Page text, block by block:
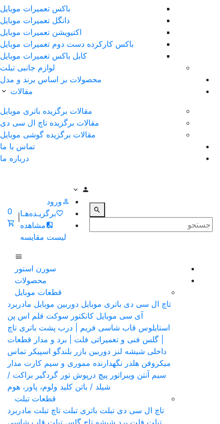
باکس تعمیرات موبایل
دانگل تعمیرات موبایل
اکتیویشن تعمیرات موبایل
باکس کارکرده دست دوم تعمیرات موبایل
کابل باکس تعمیرات موبایل
لوازم جانبی تبلت
محصولات بر اساس برند و مدل
مقالات
مقالات برگزیده باتری موبایل
مقالات برگزیده تاچ ال سی دی
مقالات برگزیده گوشی موبایل
تماس با ما
درباره ما
ورود
برگزیـده‌هـا
مشاهده
لیست مقایسه
0
سورن استور
محصولات
قطعات موبایل
تاچ ال سی دی باتری موبایل دوربین موبایل مادربرد
آی سی موبایل کانکتور سوکت قلم اس پن
استایلوس قاب شاسی فریم | درب پشت باتری تاچ
| گلس فنی و تعمیراتی فلت | برد و مدار قطعات
داخلی شیشه لنز دوربین بازر بلندگو اسپیکر تماس
میکروفن هلدر نگهدارنده مموری و سیم کارت مدار
سیم آنتن ویبراتور پیچ درپوش تور گردگیر براکت /
شیلد / باتن کلید ولوم، پاور، هوم
قطعات تبلت
تاچ ال سی دی تبلت باتری تبلت تاچ تبلت مادربرد
تبلت فلت برد شیشه تاچ گلس تبلت قاب شاسی